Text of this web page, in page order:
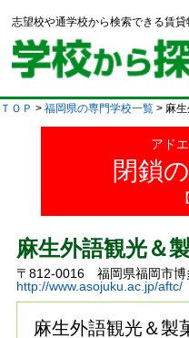
志望校や通学校から検索できる賃貸
ＴＯＰ > 福岡県の専門学校一覧 > 麻
アド
閉鎖
麻生外語観光＆
〒812-0016 福岡県福岡市
http://www.asojuku.ac.jp/aftc/
麻生外語観光＆製